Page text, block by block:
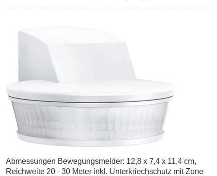
Abmessungen Bewegungsmelder: 12,8 x 7,4 x 11,4 cm,
Reichweite 20 - 30 Meter inkl. Unterkriechschutz mit Zone